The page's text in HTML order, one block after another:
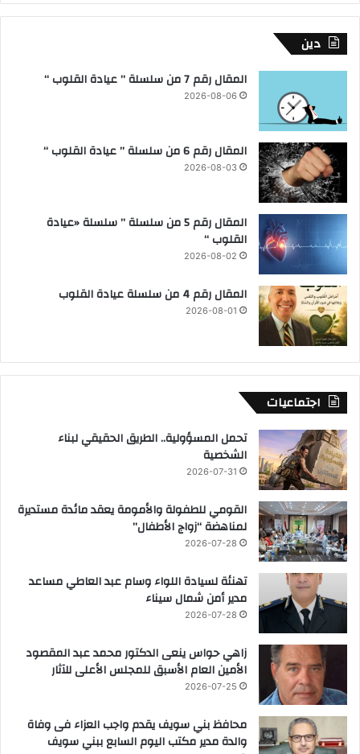
دين
المقال رقم 7 من سلسلة ” عيادة القلوب “
2026-08-06
المقال رقم 6 من سلسلة ” عيادة القلوب “
2026-08-03
المقال رقم 5 من سلسلة ” سلسلة «عيادة
القلوب “
2026-08-02
المقال رقم 4 من سلسلة عيادة القلوب
2026-08-01
اجتماعيات
تحمل المسؤولية.. الطريق الحقيقي لبناء
الشخصية
2026-07-31
القومي للطفولة والأمومة يعقد مائدة مستديرة
لمناهضة “زواج الأطفال”
2026-07-28
تهنئة لسيادة اللواء وسام عبد العاطي مساعد
مدير أمن شمال سيناء
2026-07-28
زاهي حواس ينعى الدكتور محمد عبد المقصود
الأمين العام الأسبق للمجلس الأعلى للآثار
2026-07-25
محافظ بني سويف يقدم واجب العزاء فى وفاة
والدة مدير مكتب اليوم السابع ببني سويف